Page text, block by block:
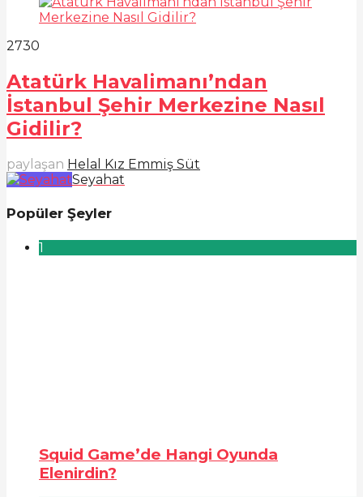
2730
Atatürk Havalimanı’ndan
İstanbul Şehir Merkezine Nasıl
Gidilir?
paylaşan Helal Kız Emmiş Süt
Seyahat
Popüler Şeyler
1
Squid Game’de Hangi Oyunda
Elenirdin?